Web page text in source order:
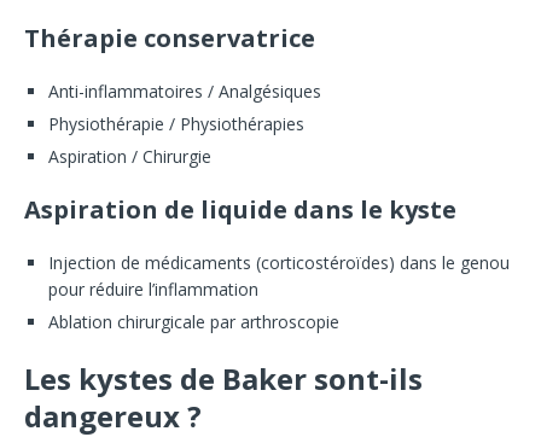
Thérapie conservatrice
Anti-inflammatoires / Analgésiques
Physiothérapie / Physiothérapies
Aspiration / Chirurgie
Aspiration de liquide dans le kyste
Injection de médicaments (corticostéroïdes) dans le genou
pour réduire l’inflammation
Ablation chirurgicale par arthroscopie
Les kystes de Baker sont-ils
dangereux ?